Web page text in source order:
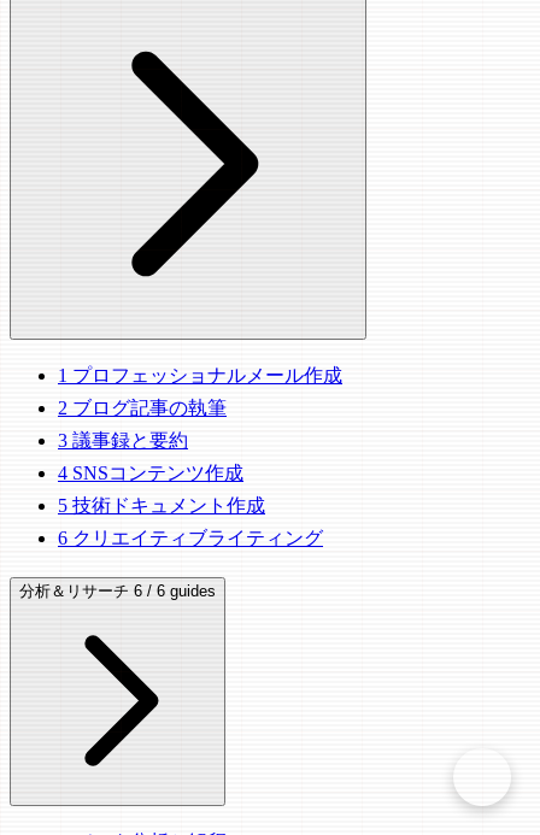
1 プロフェッショナルメール作成
2 ブログ記事の執筆
3 議事録と要約
4 SNSコンテンツ作成
5 技術ドキュメント作成
6 クリエイティブライティング
分析＆リサーチ 6 / 6 guides